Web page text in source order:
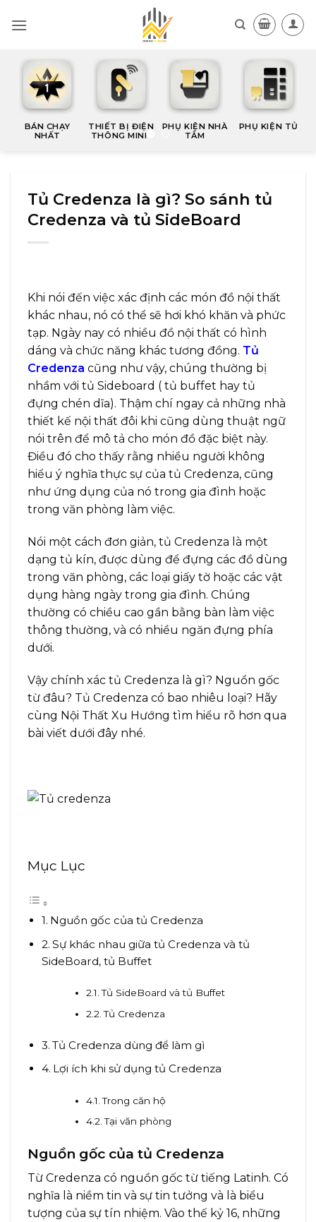
BÁN CHẠY
NHẤT
THIẾT BỊ ĐIỆN
THÔNG MINH
PHỤ KIỆN NHÀ
TẮM
PHỤ KIỆN TỦ
Tủ Credenza là gì? So sánh tủ
Credenza và tủ SideBoard
Khi nói đến việc xác định các món đồ nội thất
khác nhau, nó có thể sẽ hơi khó khăn và phức
tạp. Ngày nay có nhiều đồ nội thất có hình
dáng và chức năng khác tương đồng. Tủ
Credenza cũng như vậy, chúng thường bị
nhầm với tủ Sideboard ( tủ buffet hay tủ
đựng chén dĩa). Thậm chí ngay cả những nhà
thiết kế nội thất đôi khi cũng dùng thuật ngữ
nói trên để mô tả cho món đồ đặc biệt này.
Điều đó cho thấy rằng nhiều người không
hiểu ý nghĩa thực sự của tủ Credenza, cũng
như ứng dụng của nó trong gia đình hoặc
trong văn phòng làm việc.
Nói một cách đơn giản, tủ Credenza là một
dạng tủ kín, được dùng để đựng các đồ dùng
trong văn phòng, các loại giấy tờ hoặc các vật
dụng hàng ngày trong gia đình. Chúng
thường có chiều cao gần bằng bàn làm việc
thông thường, và có nhiều ngăn đựng phía
dưới.
Vậy chính xác tủ Credenza là gì? Nguồn gốc
từ đâu? Tủ Credenza có bao nhiêu loại? Hãy
cùng Nội Thất Xu Hướng tìm hiểu rõ hơn qua
bài viết dưới đây nhé.
Mục Lục
Nguồn gốc của tủ Credenza
Sự khác nhau giữa tủ Credenza và tủ
SideBoard, tủ Buffet
Tủ SideBoard và tủ Buffet
Tủ Credenza
Tủ Credenza dùng để làm gì
Lợi ích khi sử dụng tủ Credenza
Trong căn hộ
Tại văn phòng
Nguồn gốc của tủ Credenza
Từ Credenza có nguồn gốc từ tiếng Latinh. Có
nghĩa là niềm tin và sự tin tưởng và là biểu
tượng của sự tín nhiệm. Vào thế kỷ 16, những